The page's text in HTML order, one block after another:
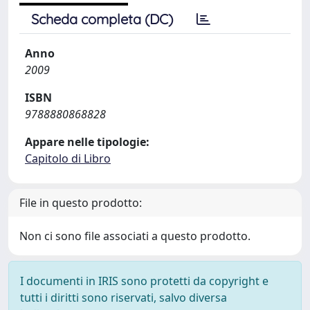
Scheda completa (DC)
Anno
2009
ISBN
9788880868828
Appare nelle tipologie:
Capitolo di Libro
File in questo prodotto:
Non ci sono file associati a questo prodotto.
I documenti in IRIS sono protetti da copyright e
tutti i diritti sono riservati, salvo diversa